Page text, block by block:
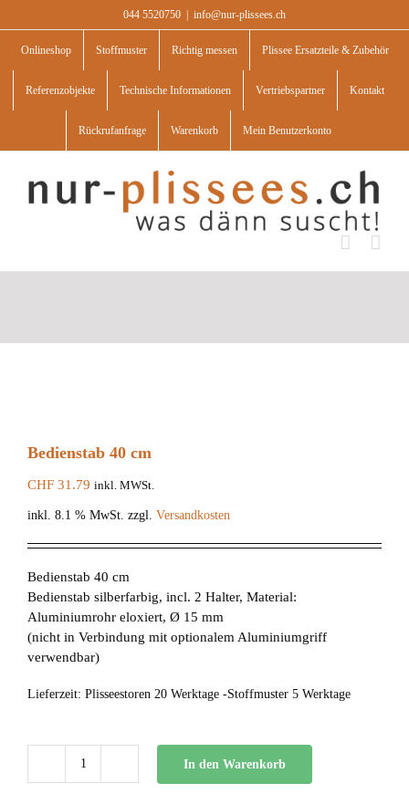
to
content
044 5520750 info@nur-plissees.ch
Onlineshop Stoffmuster Richtig messen Plissee Ersatzteile & Zubehör
Referenzobjekte Technische Informationen Vertriebspartner Kontakt
Rückrufanfrage Warenkorb Mein Benutzerkonto
Bedienstab 40 cm
CHF 31.79 inkl. MWSt.
inkl. 8.1 % MwSt. zzgl. Versandkosten
Bedienstab 40 cm
Bedienstab silberfarbig, incl. 2 Halter, Material:
Aluminiumrohr eloxiert, Ø 15 mm
(nicht in Verbindung mit optionalem Aluminiumgriff
verwendbar)
Lieferzeit: Plisseestoren 20 Werktage -Stoffmuster 5 Werktage
In den Warenkorb